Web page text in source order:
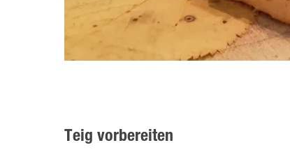
Teig vorbereiten